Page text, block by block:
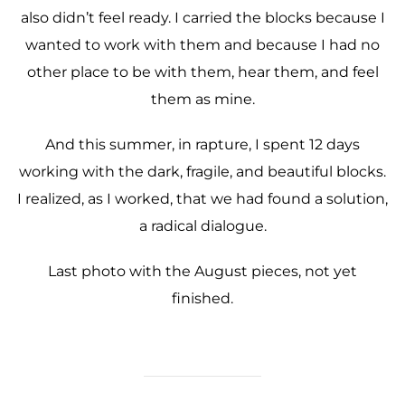
also didn’t feel ready. I carried the blocks because I
wanted to work with them and because I had no
other place to be with them, hear them, and feel
them as mine.
And this summer, in rapture, I spent 12 days
working with the dark, fragile, and beautiful blocks.
I realized, as I worked, that we had found a solution,
a radical dialogue.
Last photo with the August pieces, not yet
finished.